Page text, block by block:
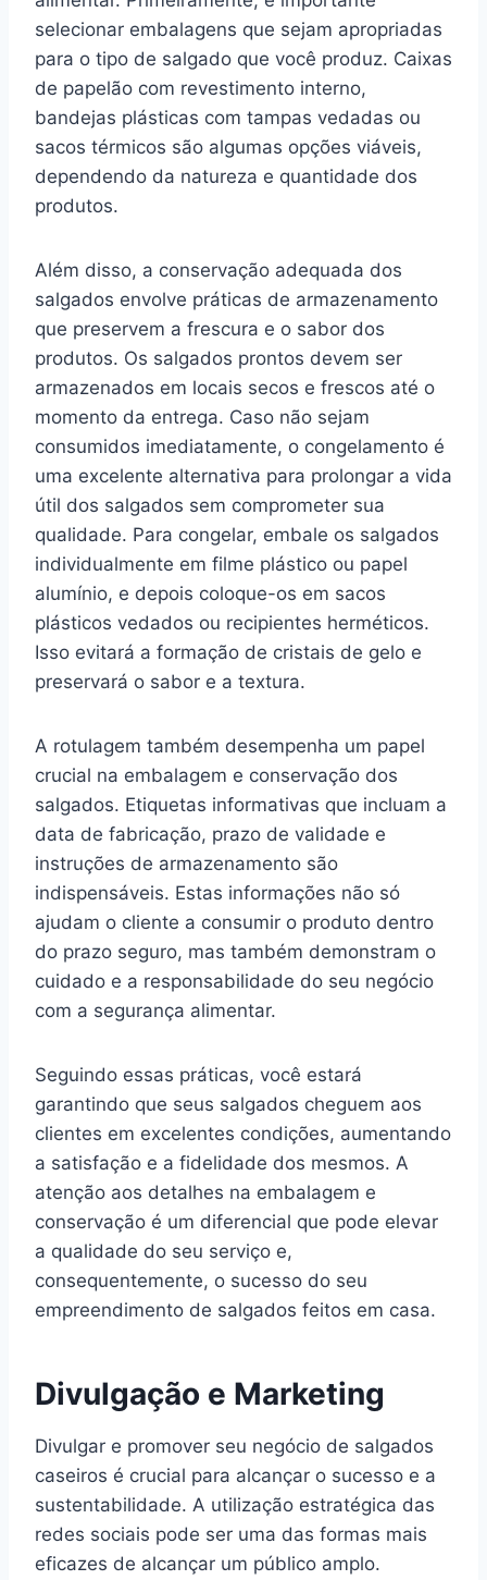
selecionar embalagens que sejam apropriadas
para o tipo de salgado que você produz. Caixas
de papelão com revestimento interno,
bandejas plásticas com tampas vedadas ou
sacos térmicos são algumas opções viáveis,
dependendo da natureza e quantidade dos
produtos.
Além disso, a conservação adequada dos
salgados envolve práticas de armazenamento
que preservem a frescura e o sabor dos
produtos. Os salgados prontos devem ser
armazenados em locais secos e frescos até o
momento da entrega. Caso não sejam
consumidos imediatamente, o congelamento é
uma excelente alternativa para prolongar a vida
útil dos salgados sem comprometer sua
qualidade. Para congelar, embale os salgados
individualmente em filme plástico ou papel
alumínio, e depois coloque-os em sacos
plásticos vedados ou recipientes herméticos.
Isso evitará a formação de cristais de gelo e
preservará o sabor e a textura.
A rotulagem também desempenha um papel
crucial na embalagem e conservação dos
salgados. Etiquetas informativas que incluam a
data de fabricação, prazo de validade e
instruções de armazenamento são
indispensáveis. Estas informações não só
ajudam o cliente a consumir o produto dentro
do prazo seguro, mas também demonstram o
cuidado e a responsabilidade do seu negócio
com a segurança alimentar.
Seguindo essas práticas, você estará
garantindo que seus salgados cheguem aos
clientes em excelentes condições, aumentando
a satisfação e a fidelidade dos mesmos. A
atenção aos detalhes na embalagem e
conservação é um diferencial que pode elevar
a qualidade do seu serviço e,
consequentemente, o sucesso do seu
empreendimento de salgados feitos em casa.
Divulgação e Marketing
Divulgar e promover seu negócio de salgados
caseiros é crucial para alcançar o sucesso e a
sustentabilidade. A utilização estratégica das
redes sociais pode ser uma das formas mais
eficazes de alcançar um público amplo.